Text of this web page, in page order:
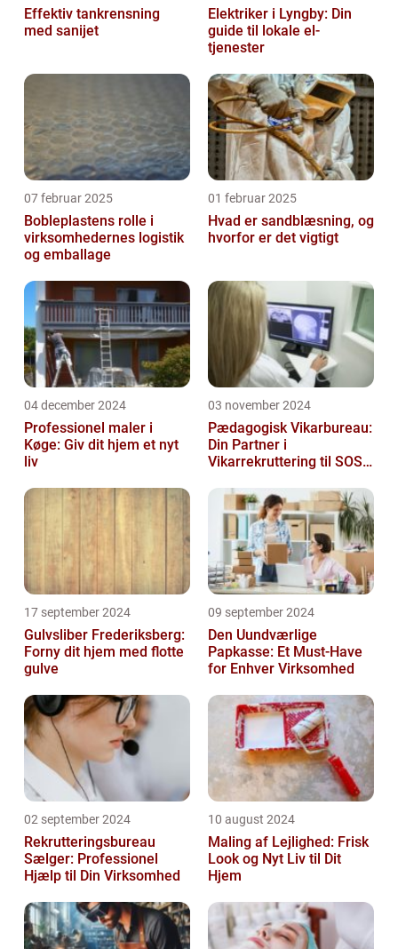
Effektiv tankrensning
med sanijet
Elektriker i Lyngby: Din
guide til lokale el-
tjenester
07 februar 2025
Bobleplastens rolle i
virksomhedernes logistik
og emballage
01 februar 2025
Hvad er sandblæsning, og
hvorfor er det vigtigt
04 december 2024
Professionel maler i
Køge: Giv dit hjem et nyt
liv
03 november 2024
Pædagogisk Vikarbureau:
Din Partner i
Vikarrekruttering til SOSU
17 september 2024
Gulvsliber Frederiksberg:
Forny dit hjem med flotte
gulve
09 september 2024
Den Uundværlige
Papkasse: Et Must-Have
for Enhver Virksomhed
02 september 2024
Rekrutteringsbureau
Sælger: Professionel
Hjælp til Din Virksomhed
10 august 2024
Maling af Lejlighed: Frisk
Look og Nyt Liv til Dit
Hjem